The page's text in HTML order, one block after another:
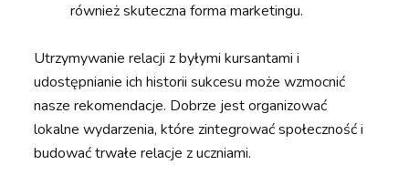
również skuteczna forma marketingu.
Utrzymywanie relacji z byłymi kursantami i
udostępnianie ich historii sukcesu może wzmocnić
nasze rekomendacje. Dobrze jest organizować
lokalne wydarzenia, które zintegrować społeczność i
budować trwałe relacje z uczniami.